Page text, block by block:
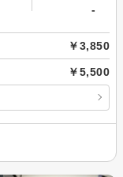
-
￥3,850
￥5,500